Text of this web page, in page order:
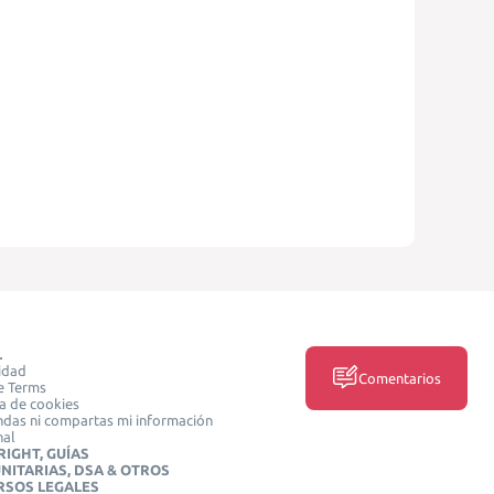
Terms
de cookies
ni compartas mi información
GUÍAS
DSA & OTROS
LEGALES
Comentarios